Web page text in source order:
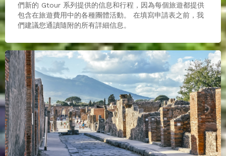
們新的 Gtour 系列提供的信息和行程，因為每個旅遊都提供
包含在旅遊費用中的各種團體活動。 在填寫申請表之前，我
們建議您通讀隨附的所有詳細信息。